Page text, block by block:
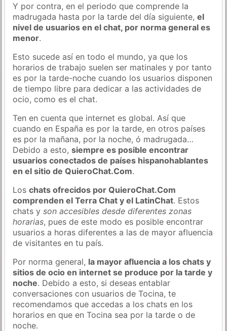
Y por contra, en el periodo que comprende la
madrugada hasta por la tarde del día siguiente,el
nivel de usuarios en el chat, por norma general es
menor.
Esto sucede así en todo el mundo, ya que los
horarios de trabajo suelen ser matinales y por tanto
es por la tarde-noche cuando los usuarios disponen
de tiempo libre para dedicar a las actividades de
ocio, como es el chat.
Ten en cuenta que internet es global. Así que
cuando en España es por la tarde, en otros países
es por la mañana, por la noche, ó madrugada…
Debido a esto,siempre es posible encontrar
usuarios conectados de países hispanohablantes
en el sitio de QuieroChat.Com.
Loschats ofrecidos por QuieroChat.Com
comprenden el Terra Chat y el LatinChat. Estos
chats yson accesibles desde diferentes zonas
horarias, pues de este modo es posible encontrar
usuarios a horas diferentes a las de mayor afluencia
de visitantes en tu país.
Por norma general, la mayor afluencia a los chats y
sitios de ocio en internet se produce por la tarde y
noche. Debido a esto, si deseas entablar
conversaciones con usuarios de Tocina, te
recomendamos que accedas a los chats en los
horarios en que en Tocina sea por la tarde o de
noche.